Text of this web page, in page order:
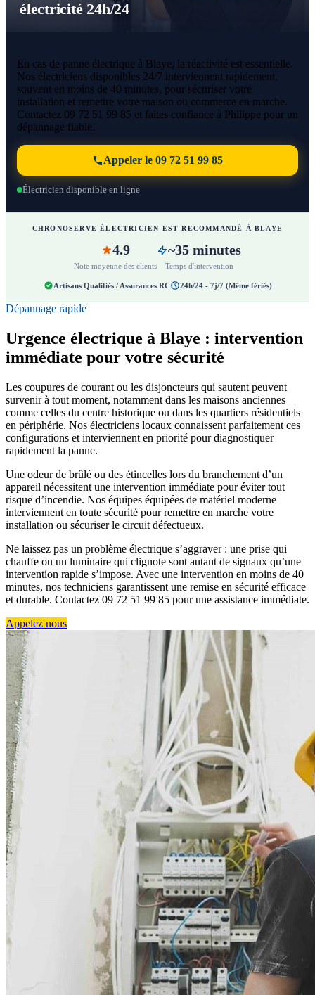
électricité 24h/24
En cas de panne électrique à Blaye, la réactivité est essentielle.
Nos électriciens disponibles 24/7 interviennent rapidement,
souvent en moins de 40 minutes, pour sécuriser votre
installation et remettre votre maison ou commerce en marche.
Contactez 09 72 51 99 85 et faites confiance à Philippe pour un
dépannage fiable.
Appeler le 09 72 51 99 85
Électricien disponible en ligne
CHRONOSERVE ÉLECTRICIEN EST RECOMMANDÉ À BLAYE
4.9
Note moyenne des clients
~35 minutes
Temps d'intervention
Artisans Qualifiés / Assurances RC 24h/24 - 7j/7 (Même fériés)
Dépannage rapide
Urgence électrique à Blaye : intervention
immédiate pour votre sécurité
Les coupures de courant ou les disjoncteurs qui sautent peuvent
survenir à tout moment, notamment dans les maisons anciennes
comme celles du centre historique ou dans les quartiers résidentiels
en périphérie. Nos électriciens locaux connaissent parfaitement ces
configurations et interviennent en priorité pour diagnostiquer
rapidement la panne.
Une odeur de brûlé ou des étincelles lors du branchement d’un
appareil nécessitent une intervention immédiate pour éviter tout
risque d’incendie. Nos équipes équipées de matériel moderne
interviennent en toute sécurité pour remettre en marche votre
installation ou sécuriser le circuit défectueux.
Ne laissez pas un problème électrique s’aggraver : une prise qui
chauffe ou un luminaire qui clignote sont autant de signaux qu’une
intervention rapide s’impose. Avec une intervention en moins de 40
minutes, nos techniciens garantissent une remise en sécurité efficace
et durable. Contactez 09 72 51 99 85 pour une assistance immédiate.
Appelez nous